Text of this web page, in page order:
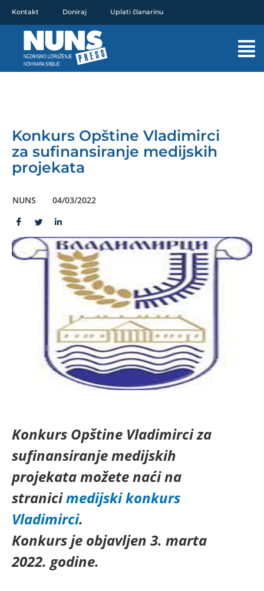
sadržaj
Kontakt Doniraj Uplati članarinu
Konkurs Opštine Vladimirci
za sufinansiranje medijskih
projekata
NUNS 04/03/2022
Konkurs Opštine Vladimirci za
sufinansiranje medijskih
projekata možete naći na
stranicimedijski konkurs
Vladimirci.
Konkurs je objavljen 3. marta
2022. godine.